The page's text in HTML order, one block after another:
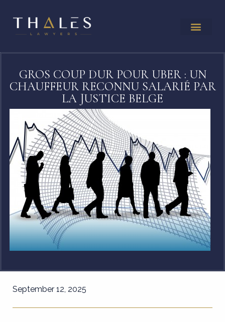
GROS COUP DUR POUR UBER : UN
CHAUFFEUR RECONNU SALARIÉ PAR
LA JUSTICE BELGE
September 12, 2025